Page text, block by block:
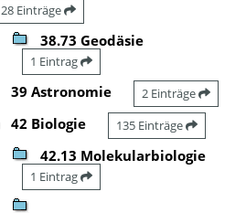
28 Einträge
38.73 Geodäsie
1 Eintrag
39 Astronomie 2 Einträge
42 Biologie 135 Einträge
42.13 Molekularbiologie
1 Eintrag